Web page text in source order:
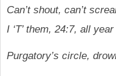
Can’t shout, can’t
I ‘T’ them, 24:7, all
Purgatory’s circle,